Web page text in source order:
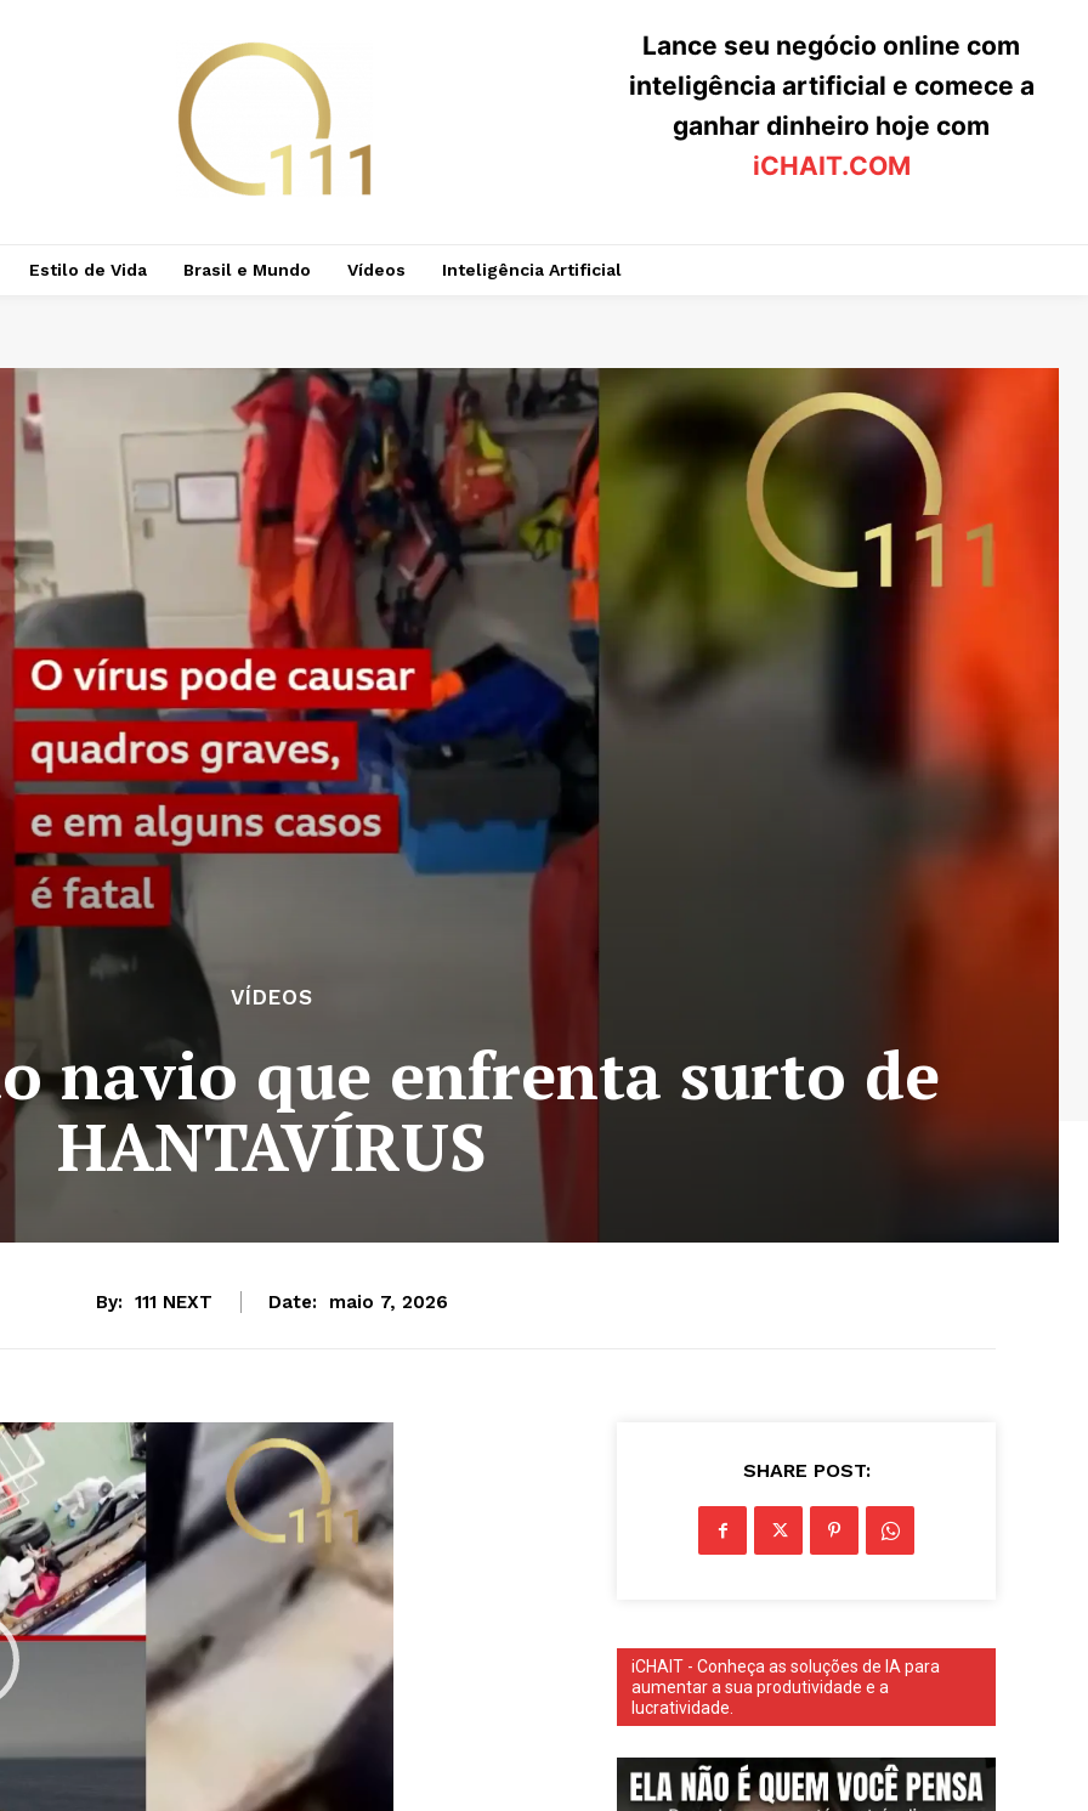
Lance seu negócio online com
inteligência artificial e comece a
ganhar dinheiro hoje com
iCHAIT.COM
Estilo de Vida Brasil e Mundo Vídeos Inteligência Artificial
VÍDEOS
navio que enfrenta surto de
HANTAVÍRUS
By: 111 NEXT Date: maio 7, 2026
SHARE POST:
iCHAIT - Conheça as soluções de IA para
aumentar a sua produtividade e a
lucratividade.